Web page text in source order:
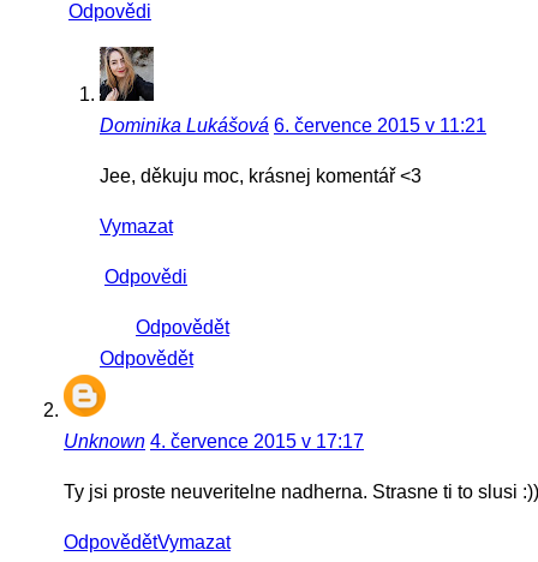
Odpovědi
Dominika Lukášová 6. července 2015 v 11:21
Jee, děkuju moc, krásnej komentář <3
Vymazat
Odpovědi
Odpovědět
Odpovědět
Unknown 4. července 2015 v 17:17
Ty jsi proste neuveritelne nadherna. Strasne ti to slusi :))
OdpovědětVymazat